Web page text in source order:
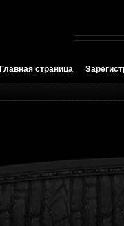
Главная страница